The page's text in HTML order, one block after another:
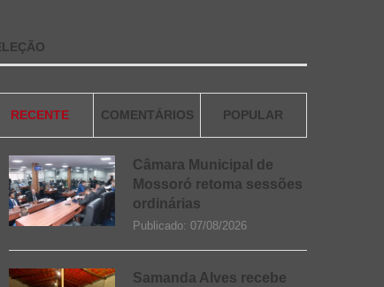
RECENTE COMENTÁRIOS POPULAR
Câmara Municipal de
Mossoró retoma sessões
ordinárias
Publicado: 07/08/2026
Samanda Alves recebe